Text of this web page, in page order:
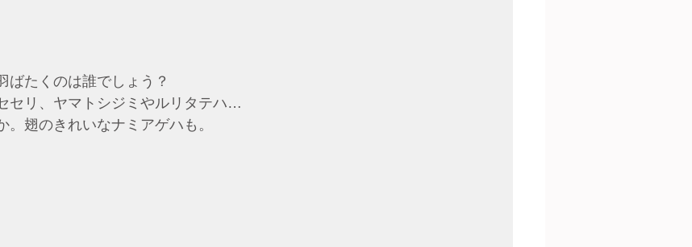
ばたくのは誰でしょう？
セリ、ヤマトシジミやルリタテハ…
。翅のきれいなナミアゲハも 。